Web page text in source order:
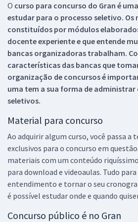
O curso para concurso do Gran é
estudar para o processo seletivo. Os
constituídos por módulos
docente experiente e que entende
bancas organizadoras trabalham.
características das bancas que
organização de concursos é
uma tem a sua forma de administrar
seletivos.
Material para concurso
Ao adquirir algum curso, você passa a
exclusivos para o concurso em
materiais com um conteúdo
para download e videoaulas. Tudo
entendimento e tornar o seu
é possível estudar onde e quando
Concurso público é no Gran